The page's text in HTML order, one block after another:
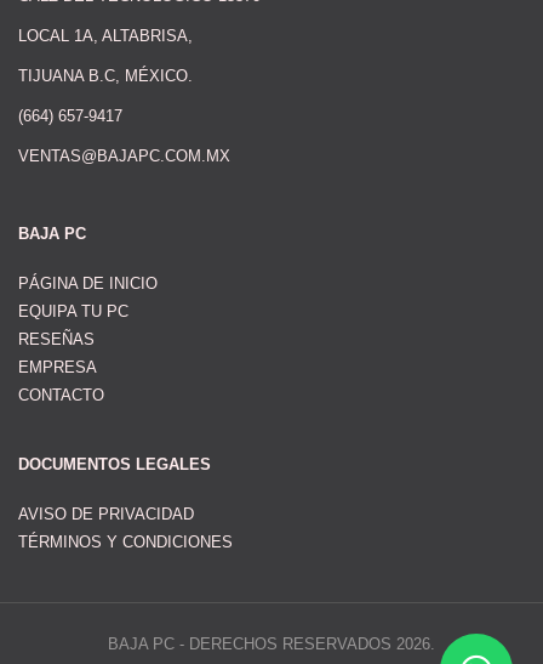
LOCAL 1A, ALTABRISA,
TIJUANA B.C, MÉXICO.
(664) 657-9417
VENTAS@BAJAPC.COM.MX
BAJA PC
PÁGINA DE INICIO
EQUIPA TU PC
RESEÑAS
EMPRESA
CONTACTO
DOCUMENTOS LEGALES
AVISO DE PRIVACIDAD
TÉRMINOS Y CONDICIONES
BAJA PC - DERECHOS RESERVADOS 2026.